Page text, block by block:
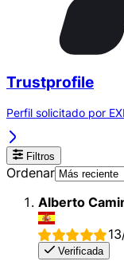
Trustprofile
Perfil solicitado por
Filtros
Ordenar
Alberto
Verificada